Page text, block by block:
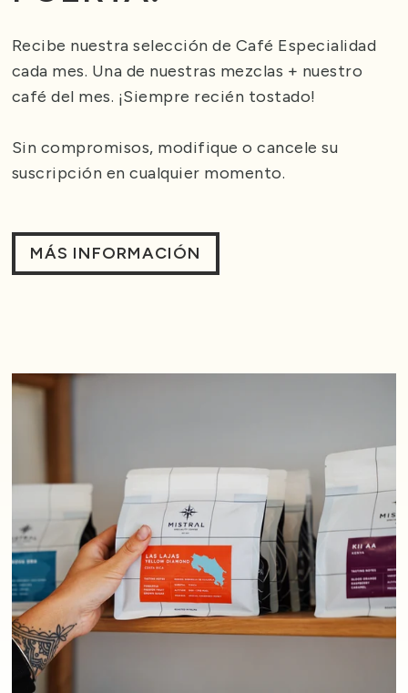
Recibe nuestra selección de Café Especialidad
cada mes. Una de nuestras mezclas + nuestro
café del mes. ¡Siempre recién tostado!
Sin compromisos, modifique o cancele su
suscripción en cualquier momento.
MÁS INFORMACIÓN